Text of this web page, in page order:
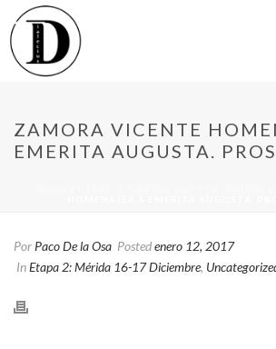
ZAMORA VICENTE
EMERITA AUGUSTA.
Por Paco De la Osa Postedenero 12, 2017
InEtapa 2: Mérida 16-17 Diciembre,